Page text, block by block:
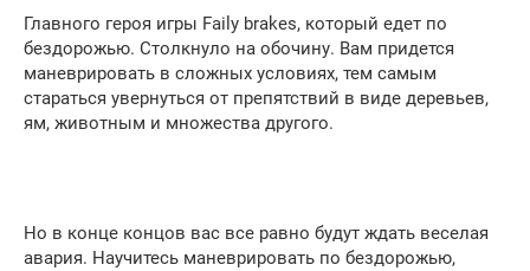
Главного героя игры Faily brakes, который едет по
бездорожью. Столкнуло на обочину. Вам придется
маневрировать в сложных условиях, тем самым
стараться увернуться от препятствий в виде деревьев,
ям, животным и множества другого.
Но в конце концов вас все равно будут ждать веселая
авария. Научитесь маневрировать по бездорожью,